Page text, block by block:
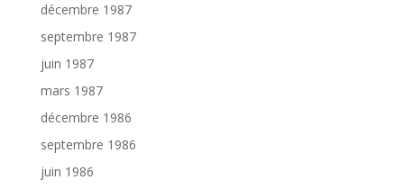
décembre 1987
septembre 1987
juin 1987
mars 1987
décembre 1986
septembre 1986
juin 1986